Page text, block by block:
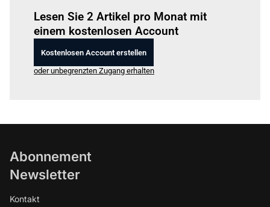
Lesen Sie 2 Artikel pro Monat mit
einem kostenlosen Account
Kostenlosen Account erstellen
oder unbegrenzten Zugang erhalten
Abonnement
Newsletter
Kontakt